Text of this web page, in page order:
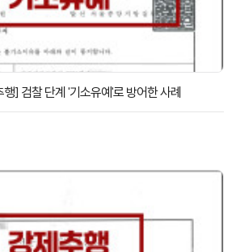
] 검찰 단계 '기소유예'로 방어한 사례